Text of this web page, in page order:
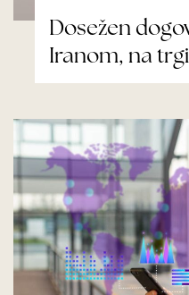
Dosežen
Iranom, na